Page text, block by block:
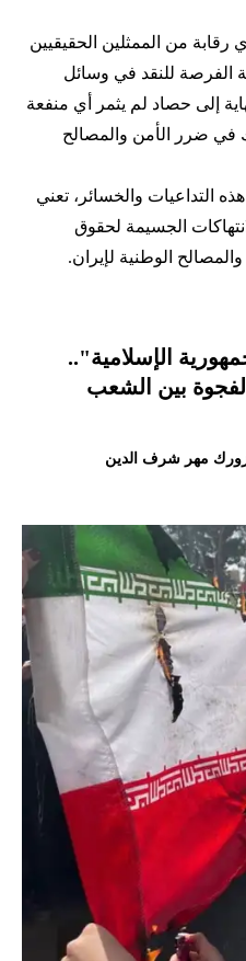
رقابة من الممثلين الحقيقيين
الفرصة للنقد في وسائل
إلى حصاد لم يثمر أي منفعة
في ضرر الأمن والمصالح
التداعيات والخسائر، تعني
الجسيمة لحقوق
والمصالح الوطنية لإيران.
الإسلامية"..
بين الشعب
مهر شرف الدين